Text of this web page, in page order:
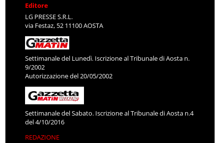
Editore
LG PRESSE S.R.L.
via Festaz, 52 11100 AOSTA
Settimanale del Lunedì. Iscrizione al Tribunale di Aosta n.
9/2002
Autorizzazione del 20/05/2002
Settimanale del Sabato. Iscrizione al Tribunale di Aosta n.4
del 4/10/2016
REDAZIONE